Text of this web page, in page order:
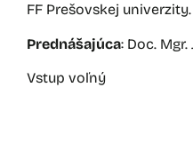
FF Prešovskej univerzity.
Prednášajúca: Doc.
Vstup voľný